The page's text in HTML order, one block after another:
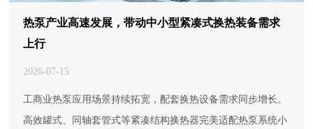
热泵产业高速发展，带动中小型紧凑式换热装备需求
上行
2026-07-15
工商业热泵应用场景持续拓宽，配套换热设备需求同步增长。
高效罐式、同轴套管式等紧凑结构换热器完美适配热泵系统小